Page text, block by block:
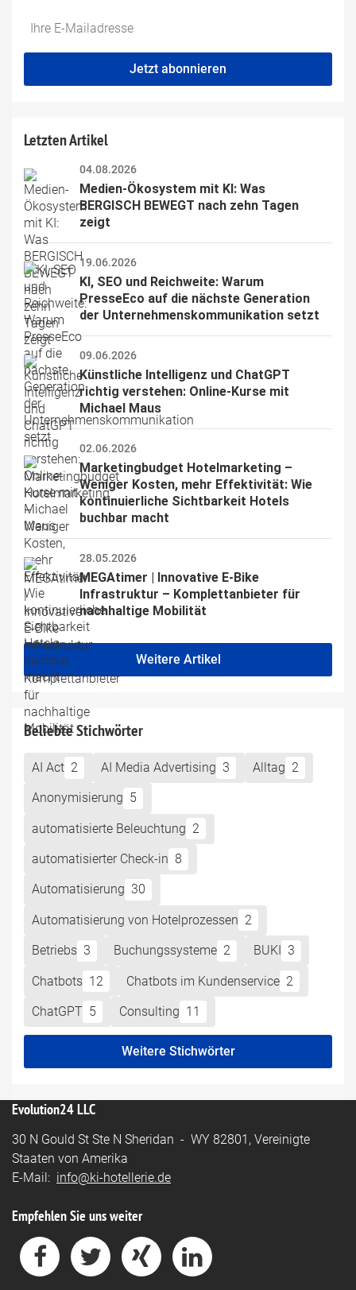
Do
fill
*Ihre
Mailadresse:
Jetzt abonnieren
Letzten Artikel
04.08.2026
Medien-Ökosystem mit KI: Was
BERGISCH BEWEGT nach zehn Tagen
zeigt
19.06.2026
KI, SEO und Reichweite: Warum
PresseEco auf die nächste Generation
der Unternehmenskommunikation setzt
09.06.2026
Künstliche Intelligenz und ChatGPT
richtig verstehen: Online-Kurse mit
Michael Maus
02.06.2026
Marketingbudget Hotelmarketing –
Weniger Kosten, mehr Effektivität: Wie
kontinuierliche Sichtbarkeit Hotels
buchbar macht
28.05.2026
MEGAtimer | Innovative E-Bike
Infrastruktur – Komplettanbieter für
nachhaltige Mobilität
Weitere Artikel
Beliebte Stichwörter
AI Act 2 AI Media Advertising 3 Alltag 2
Anonymisierung 5
automatisierte Beleuchtung 2
automatisierter Check-in 8
Automatisierung 30
Automatisierung von Hotelprozessen 2
Betriebs 3 Buchungssysteme 2 BUKI 3
Chatbots 12 Chatbots im Kundenservice 2
ChatGPT 5 Consulting 11
Weitere Stichwörter
Evolution24 LLC
30 N Gould St Ste N Sheridan - WY 82801, Vereinigte
Staaten von Amerika
E-Mail: info@ki-hotellerie.de
Empfehlen Sie uns weiter